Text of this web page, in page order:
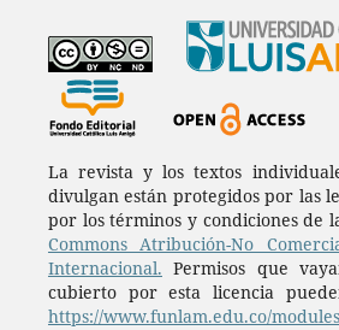
La revista y los textos
divulgan están protegidos por las
por los términos y condiciones de
Commons Atribución-No
Internacional. Permisos que
cubierto por esta licencia
https://www.funlam.edu.co/